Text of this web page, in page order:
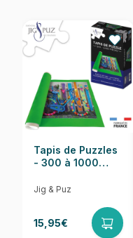
EAN
Nombre de pièces
Dimensions
Tapis de Puzzles
- 300 à 1000
Jig & Puz
15,95€